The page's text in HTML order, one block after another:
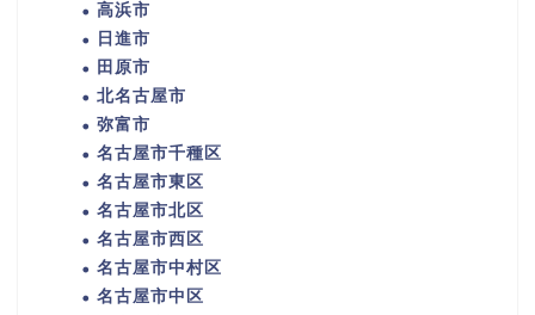
高浜市
日進市
田原市
北名古屋市
弥富市
名古屋市千種区
名古屋市東区
名古屋市北区
名古屋市西区
名古屋市中村区
名古屋市中区